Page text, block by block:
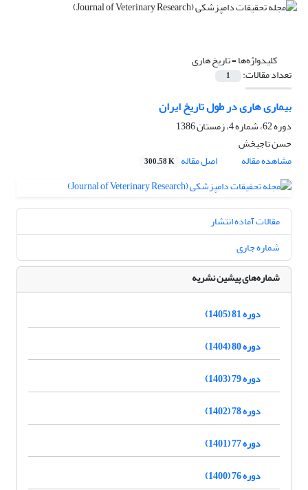
کلیدواژه‌ها =تاریخ هاری
تعداد مقالات: 1
بیماری هاری در طول تاریخ ایران‌
دوره 62، شماره 4، زمستان 1386
حسن تاجبخش
مشاهده مقاله
اصل مقاله 300.58 K
مقالات آماده انتشار
شماره جاری
شماره‌های پیشین نشریه
دوره 81 (1405)
دوره 80 (1404)
دوره 79 (1403)
دوره 78 (1402)
دوره 77 (1401)
دوره 76 (1400)